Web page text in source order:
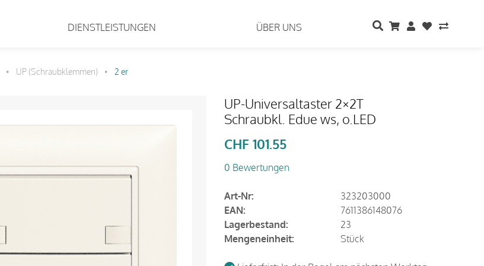
DIENSTLEISTUNGEN ÜBER UNS
• UP (Schraubklemmen) • 2 er
UP-Universaltaster 2×2T
Schraubkl. Edue ws, o.LED
CHF 101.55
0 Bewertungen
Art-Nr:
323203000
EAN:
7611386148076
Lagerbestand:
23
Mengeneinheit:
Stück